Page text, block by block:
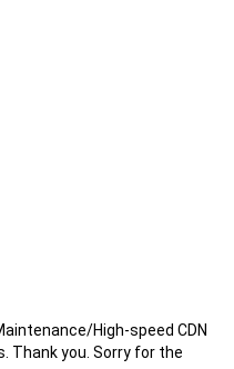
High-speed CDN
Thank you. Sorry for the